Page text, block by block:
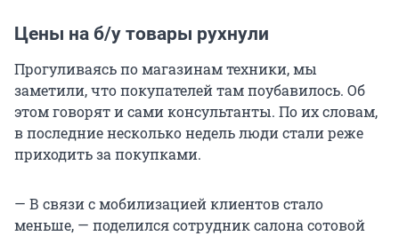
Цены на б/у товары рухнули
Прогуливаясь по магазинам техники, мы
заметили, что покупателей там поубавилось. Об
этом говорят и сами консультанты. По их словам,
в последние несколько недель люди стали реже
приходить за покупками.
— В связи с мобилизацией клиентов стало
меньше, — поделился сотрудник салона сотовой